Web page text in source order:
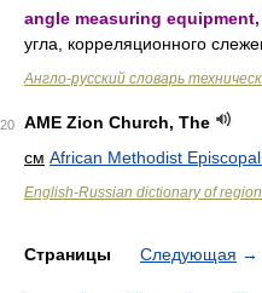
angle measuring equipment,
угла, корреляционного
Англо-русский словарь
20
AME Zion Church, The
см African Methodist
English-Russian dictionary of
Страницы Следующая →